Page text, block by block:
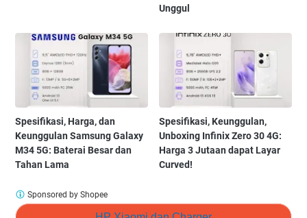
Unggul
Spesifikasi, Harga, dan
Keunggulan Samsung Galaxy
M34 5G: Baterai Besar dan
Tahan Lama
Spesifikasi, Keunggulan,
Unboxing Infinix Zero 30 4G:
Harga 3 Jutaan dapat Layar
Curved!
Sponsored by Shopee